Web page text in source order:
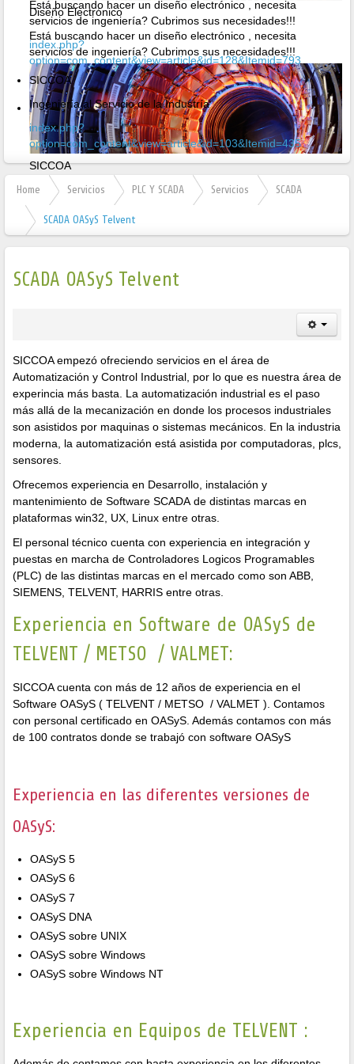
Diseño Electrónico
Está buscando hacer un diseño electrónico , necesita
servicios de ingeniería? Cubrimos sus necesidades!!!
SICCOA
Ingeniería al Servicio de la Industría
Está buscando hacer un diseño electrónico , necesita
servicios de ingeniería? Cubrimos sus necesidades!!!
index.php?
option=com_content&view=article&id=128&Itemid=793
SICCOA
Ingeniería al Servicio de la Industría
index.php?
option=com_content&view=article&id=103&Itemid=435
Home Servicios PLC Y SCADA Servicios SCADA
SCADA OASyS Telvent
SCADA OASyS Telvent
SICCOA empezó ofreciendo servicios en el área de
Automatización y Control Industrial, por lo que es nuestra área de
experincia más basta. La automatización industrial es el paso
más allá de la mecanización en donde los procesos industriales
son asistidos por maquinas o sistemas mecánicos. En la industria
moderna, la automatización está asistida por computadoras, plcs,
sensores.
Ofrecemos experiencia en Desarrollo, instalación y
mantenimiento de Software SCADA de distintas marcas en
plataformas win32, UX, Linux entre otras.
El personal técnico cuenta con experiencia en integración y
puestas en marcha de Controladores Logicos Programables
(PLC) de las distintas marcas en el mercado como son ABB,
SIEMENS, TELVENT, HARRIS entre otras.
Experiencia en Software de OASyS de
TELVENT / METSO / VALMET:
SICCOA cuenta con más de 12 años de experiencia en el
Software OASyS ( TELVENT / METSO / VALMET ). Contamos
con personal certificado en OASyS. Además contamos con más
de 100 contratos donde se trabajó con software OASyS
Experiencia en las diferentes versiones de
OASyS:
OASyS 5
OASyS 6
OASyS 7
OASyS DNA
OASyS sobre UNIX
OASyS sobre Windows
OASyS sobre Windows NT
Experiencia en Equipos de TELVENT :